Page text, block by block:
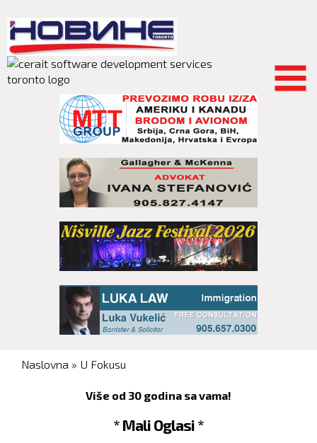
main
content
You are here
Naslovna » U Fokusu
Više od 30 godina sa vama!
* Mali Oglasi *